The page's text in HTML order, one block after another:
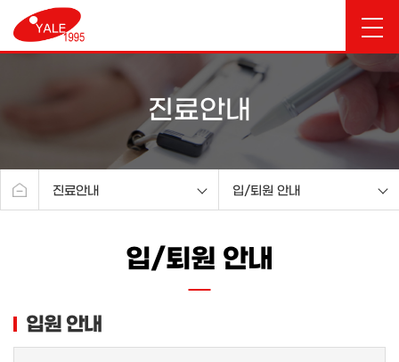
진료안내
진료안내
부인과센터
입/퇴원 안내
의료진 스케쥴
입/퇴원 안내
입원 안내